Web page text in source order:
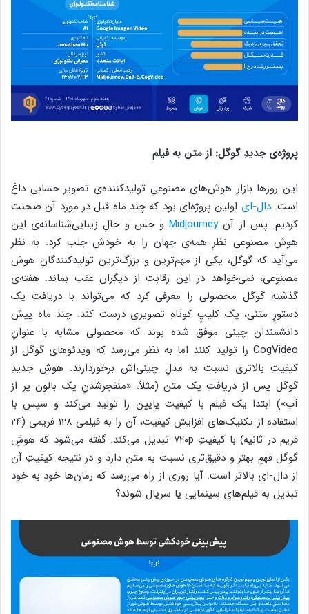
پروژه‌ی جدیدِ گوگل: از متن به فیلم
این روز‌ها بازارِ هوش‌های مصنوعی‌ِ تولید‌کننده‌ی تصویر حسابی داغ
است.دال‌-ای اولین پروژه‌ای بود که چند ماه قبل در مورد آن صحبت
کردیم. پس از آنMidjourneyو حس و حالِ زیبایی‌شناسانه‌ی این
هوش مصنوعی نظرِ همه‌ی جهان را به خودش جلب کرد. به نظر
می‌آید که گوگل، یکی از مهم‌ترین و بزرگ‌ترین تولید‌کنندگانِ هوش
مصنوعی، نمی‌خواهد در این رقابت از دیگران عقب بماند. هفته‌ی
گذشته گوگل محصولی را معرفی کرد که می‌تواند با دریافتِ یک
دستورِ متنی، یک کلیپِ کوتاهِ تصویری درست کند. چند ماه پیش
دانشمندان چینی موفق شده بوند که محصولی مشابه با عنوانِ
CogVideo را تولید کنند اما به نظر می‌رسد که ویدئو‌های گوگل از
کیفیتِ بالاتری نسبت به مدلِ چینی‌اش برخوردارند. هوشِ جدیدِ
گوگل پس از دریافتِ یک متن (مثلاً: «منفجر‌شدنِ یک بالون پر از
آب») ابتدا یک فیلم با کیفیت پایین را تولید می‌کند و سپس با
استفاده از تکنیک‌های افزایشِ کیفیت، آن را به فیلمی ۱۲۸ فریمی (۲۴
فریم در ثانیه) با کیفیتِ ۷۲۰p تبدیل می‌کند. گفته می‌شود که هوشِ
گوگل فهمِ بهتر و دقیق‌تری نسبت به متن دارد و در نتیجه کیفیتِ آن
از دال-ای بالاتر است. آیا روزی از راه می‌رسد که رمان‌ها خود به خود
تبدیل به فیلم‌های سینمایی یا سریال شوند؟